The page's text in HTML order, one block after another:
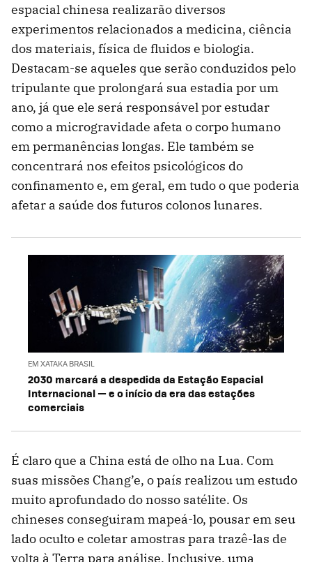
espacial chinesa realizarão diversos
experimentos relacionados a medicina, ciência
dos materiais, física de fluidos e biologia.
Destacam-se aqueles que serão conduzidos pelo
tripulante que prolongará sua estadia por um
ano, já que ele será responsável por estudar
como a microgravidade afeta o corpo humano
em permanências longas. Ele também se
concentrará nos efeitos psicológicos do
confinamento e, em geral, em tudo o que poderia
afetar a saúde dos futuros colonos lunares.
EM XATAKA BRASIL
2030 marcará a despedida da Estação Espacial
Internacional — e o início da era das estações
comerciais
É claro que a China está de olho na Lua. Com
suas missões Chang’e, o país realizou um estudo
muito aprofundado do nosso satélite. Os
chineses conseguiram mapeá-lo, pousar em seu
lado oculto e coletar amostras para trazê-las de
volta à Terra para análise. Inclusive, uma